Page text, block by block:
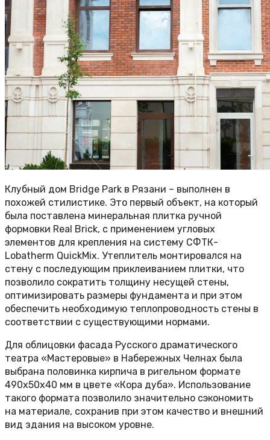
Клубный дом Bridge Park в Рязани – выполнен в
похожей стилистике. Это первый объект, на который
была поставлена минеральная плитка ручной
формовки Real Brick, с применением угловых
элементов для крепления на систему СФТК-
Lobatherm QuickMix. Утеплитель монтировался на
стену с последующим приклеиванием плитки, что
позволило сократить толщину несущей стены,
оптимизировать размеры фундамента и при этом
обеспечить необходимую теплопроводность стены в
соответствии с существующими нормами.
Для облицовки фасада Русского драматического
театра «Мастеровые» в Набережных Челнах была
выбрана половинка кирпича в ригельном формате
490х50х40 мм в цвете «Кора дуба». Использование
такого формата позволило значительно сэкономить
на материале, сохранив при этом качество и внешний
вид здания на высоком уровне.